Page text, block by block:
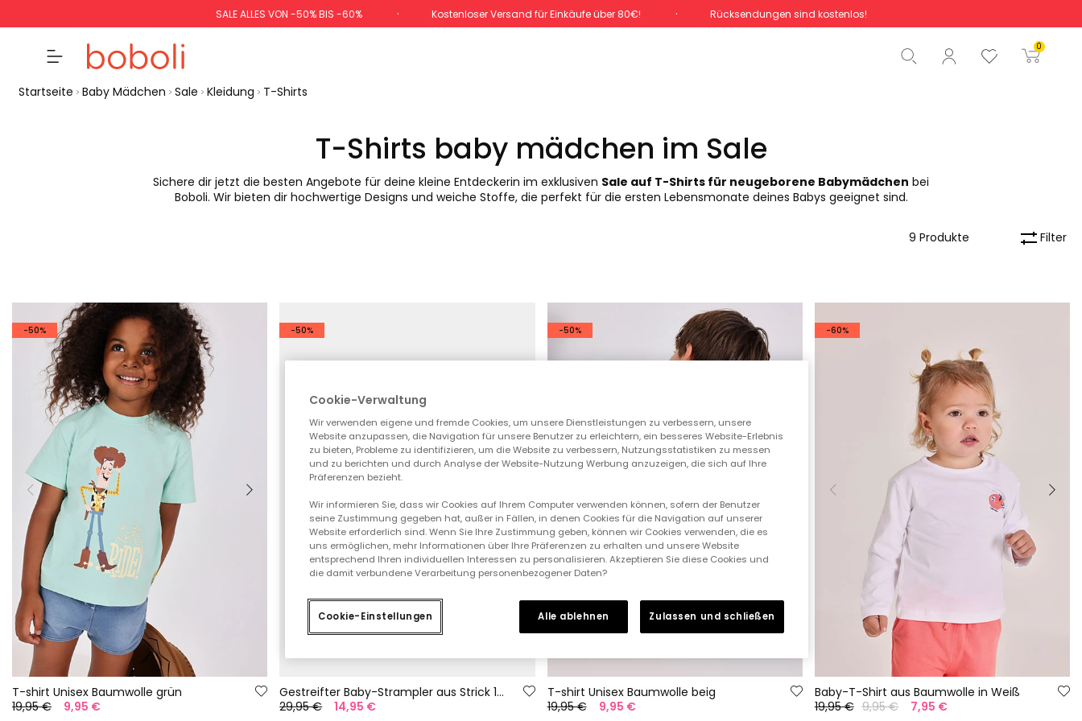
SALE ALLES VON -50% BIS -60% Kostenloser Versand für Einkäufe über 80€! Rücksendungen sind kostenlos!
0
Gesamtbetrag 0,00 €
Start der Bestellung
Startseite Baby Mädchen Sale Kleidung T-Shirts
T-Shirts baby mädchen im Sale
Sichere dir jetzt die besten Angebote für deine kleine Entdeckerin im exklusiven Sale auf T-Shirts für neugeborene Babymädchen bei
Boboli. Wir bieten dir hochwertige Designs und weiche Stoffe, die perfekt für die ersten Lebensmonate deines Babys geeignet sind.
Filter
9 Produkte
-50%
T-shirt Unisex Baumwolle grün
19,95 €
9,95 €
-50%
Gestreifter Baby-Strampler aus Strick 100 % recyceltes Garn | Limited Edition
29,95 €
14,95 €
-50%
T-shirt Unisex Baumwolle beig
19,95 €
9,95 €
-60%
Baby-T-Shirt aus Baumwolle in Weiß
19,95 € 9,95 € 7,95 €
Cookie-Verwaltung
Wir verwenden eigene und fremde Cookies, um unsere Dienstleistungen zu verbessern, unsere
Website anzupassen, die Navigation für unsere Benutzer zu erleichtern, ein besseres Website-Erlebnis
zu bieten, Probleme zu identifizieren, um die Website zu verbessern, Nutzungsstatistiken zu messen
und zu berichten und durch Analyse der Website-Nutzung Werbung anzuzeigen, die sich auf Ihre
Präferenzen bezieht.
Wir informieren Sie, dass wir Cookies auf Ihrem Computer verwenden können, sofern der Benutzer
seine Zustimmung gegeben hat, außer in Fällen, in denen Cookies für die Navigation auf unserer
Website erforderlich sind. Wenn Sie Ihre Zustimmung geben, können wir Cookies verwenden, die es
uns ermöglichen, mehr Informationen über Ihre Präferenzen zu erhalten und unsere Website
entsprechend Ihren individuellen Interessen zu personalisieren. Akzeptieren Sie diese Cookies und
die damit verbundene Verarbeitung personenbezogener Daten?
Cookie-Einstellungen Alle ablehnen Zulassen und schließen